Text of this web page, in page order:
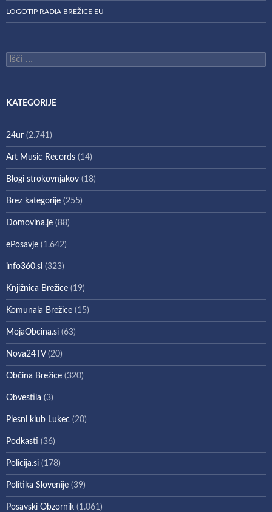
LOGOTIP RADIA BREŽICE EU
Išči:
KATEGORIJE
24ur (2.741)
Art Music Records (14)
Blogi strokovnjakov (18)
Brez kategorije (255)
Domovina.je (88)
ePosavje (1.642)
info360.si (323)
Knjižnica Brežice (19)
Komunala Brežice (15)
MojaObcina.si (63)
Nova24TV(20)
Občina Brežice (320)
Obvestila (3)
Plesni klub Lukec (20)
Podkasti (36)
Policija.si (178)
Politika Slovenije (39)
Posavski Obzornik (1.061)